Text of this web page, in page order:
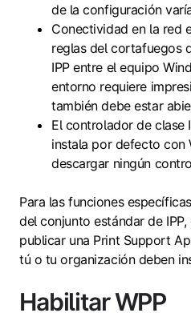
de la configuración
Conectividad en la red
reglas del cortafuegos
IPP entre el equipo
entorno requiere
también debe estar
El controlador de clase
instala por defecto con
descargar ningún
Para las funciones
del conjunto estándar de
publicar una Print Support
tú o tu organización deben
Habilitar WPP